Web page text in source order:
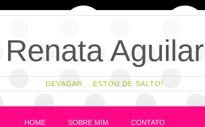
Renata Aguilar
DEVAGAR... ESTOU DE SALTO!
HOME SOBRE MIM CONTATO